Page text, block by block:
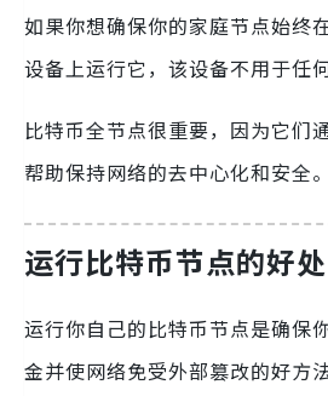
如果你想确保你的家庭节点始终
设备上运行它，该设备不用于任
比特币全节点很重要，因为它们
帮助保持网络的去中心化和安全。
运行比特币节点的好处
运行你自己的比特币节点是确保
金并使网络免受外部篡改的好方